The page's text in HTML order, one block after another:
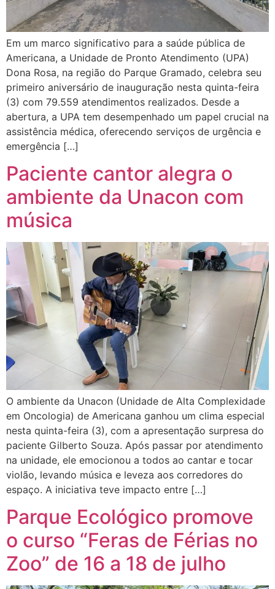
Em um marco significativo para a saúde pública de
Americana, a Unidade de Pronto Atendimento (UPA)
Dona Rosa, na região do Parque Gramado, celebra seu
primeiro aniversário de inauguração nesta quinta-feira
(3) com 79.559 atendimentos realizados. Desde a
abertura, a UPA tem desempenhado um papel crucial na
assistência médica, oferecendo serviços de urgência e
emergência […]
Paciente cantor alegra o
ambiente da Unacon com
música
O ambiente da Unacon (Unidade de Alta Complexidade
em Oncologia) de Americana ganhou um clima especial
nesta quinta-feira (3), com a apresentação surpresa do
paciente Gilberto Souza. Após passar por atendimento
na unidade, ele emocionou a todos ao cantar e tocar
violão, levando música e leveza aos corredores do
espaço. A iniciativa teve impacto entre […]
Parque Ecológico promove
o curso “Feras de Férias no
Zoo” de 16 a 18 de julho